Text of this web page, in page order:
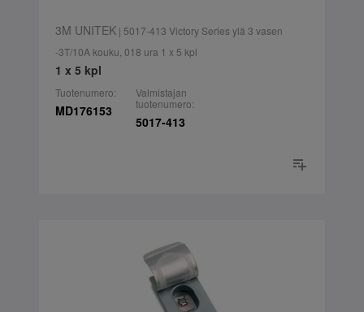
3M UNITEK| 5017-413 Victory Series ylä 3 vasen
-3T/10A kouku, 018 ura 1 x 5 kpl
1 x 5 kpl
Tuotenumero:
MD176153
Valmistajan
tuotenumero:
5017-413